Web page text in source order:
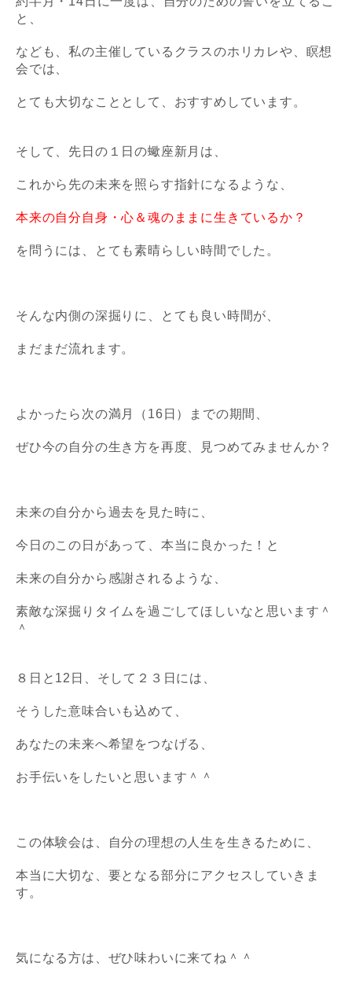
と、
なども、私の主催しているクラスのホリカレや、瞑想
会では、
とても大切なこととして、おすすめしています。
そして、先日の１日の蠍座新月は、
これから先の未来を照らす指針になるような、
本来の自分自身・心＆魂のままに生きているか？
を問うには、とても素晴らしい時間でした。
そんな内側の深掘りに、とても良い時間が、
まだまだ流れます。
よかったら次の満月（16日）までの期間、
ぜひ今の自分の生き方を再度、見つめてみませんか？
未来の自分から過去を見た時に、
今日のこの日があって、本当に良かった！と
未来の自分から感謝されるような、
素敵な深掘りタイムを過ごしてほしいなと思います＾
＾
８日と12日、そして２３日には、
そうした意味合いも込めて、
あなたの未来へ希望をつなげる、
お手伝いをしたいと思います＾＾
この体験会は、自分の理想の人生を生きるために、
本当に大切な、要となる部分にアクセスしていきま
す。
気になる方は、ぜひ味わいに来てね＾＾